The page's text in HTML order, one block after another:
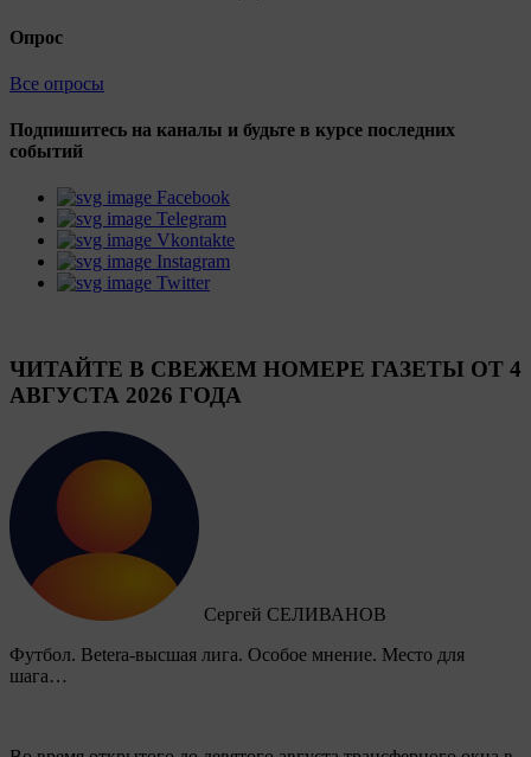
Опрос
Все опросы
Подпишитесь на каналы и будьте в курсе последних
событий
Facebook
Telegram
Vkontakte
Instagram
Twitter
ЧИТАЙТЕ В СВЕЖЕМ НОМЕРЕ ГАЗЕТЫ ОТ 4
АВГУСТА 2026 ГОДА
Сергей СЕЛИВАНОВ
Футбол. Betera-высшая лига. Особое мнение. Место для
шага…